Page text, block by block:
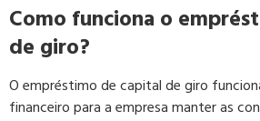
Como funciona o
de giro?
O empréstimo de capital de giro
financeiro para a empresa manter as